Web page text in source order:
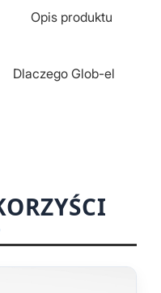
Opis produktu
Dlaczego Glob-el